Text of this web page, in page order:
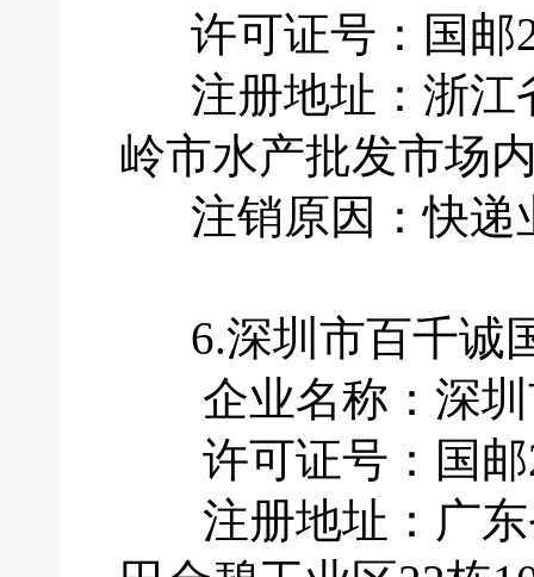
许可证号：国邮
注册地址：浙江
岭市水产批发市场
注销原因：快递
6.深圳市百千诚
企业名称：深圳
许可证号：国邮
注册地址：广东